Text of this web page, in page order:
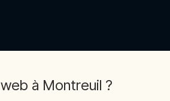
à Montreuil ?